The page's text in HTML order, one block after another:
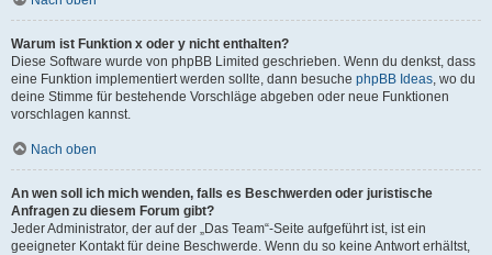
Warum ist Funktion x oder y nicht enthalten?
Diese Software wurde von phpBB Limited geschrieben. Wenn du denkst, dass
eine Funktion implementiert werden sollte, dann besuche phpBB Ideas, wo du
deine Stimme für bestehende Vorschläge abgeben oder neue Funktionen
vorschlagen kannst.
Nach oben
An wen soll ich mich wenden, falls es Beschwerden oder juristische
Anfragen zu diesem Forum gibt?
Jeder Administrator, der auf der „Das Team“-Seite aufgeführt ist, ist ein
geeigneter Kontakt für deine Beschwerde. Wenn du so keine Antwort erhältst,